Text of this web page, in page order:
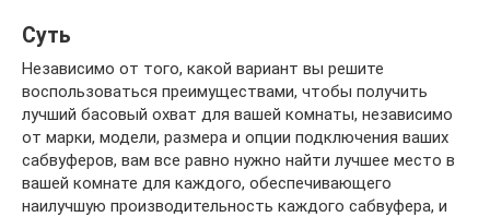
Суть
Независимо от того, какой вариант вы решите
воспользоваться преимуществами, чтобы получить
лучший басовый охват для вашей комнаты, независимо
от марки, модели, размера и опции подключения ваших
сабвуферов, вам все равно нужно найти лучшее место в
вашей комнате для каждого, обеспечивающего
наилучшую производительность каждого сабвуфера, и